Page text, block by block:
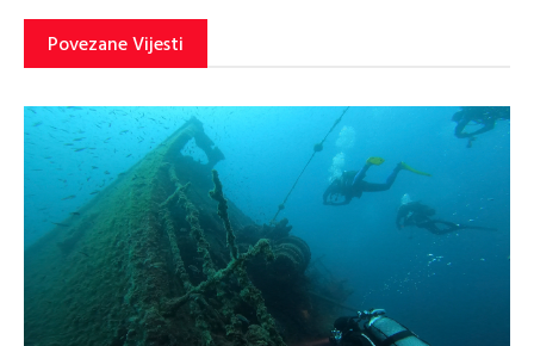
Povezane Vijesti